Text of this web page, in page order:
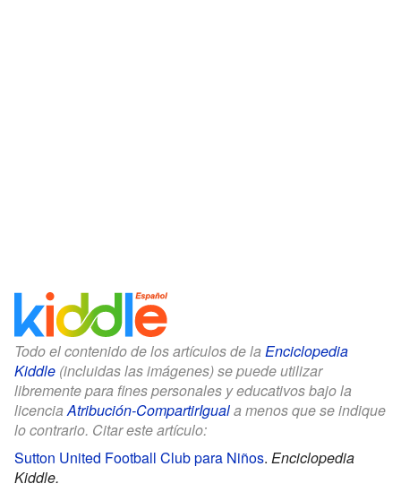
Todo el contenido de los artículos de la Enciclopedia
Kiddle (incluidas las imágenes) se puede utilizar
libremente para fines personales y educativos bajo la
licenciaAtribución-CompartirIguala menos que se indique
lo contrario. Citar este artículo:
Sutton United Football Club para Niños. Enciclopedia
Kiddle.